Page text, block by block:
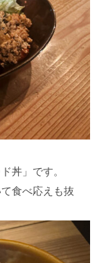
丼」です。
食べ応えも抜